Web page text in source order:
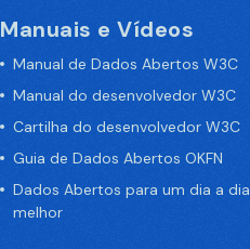
Manuais e Vídeos
Manual de Dados Abertos W3C
Manual do desenvolvedor W3C
Cartilha do desenvolvedor W3C
Guia de Dados Abertos OKFN
Dados Abertos para um dia a dia
melhor